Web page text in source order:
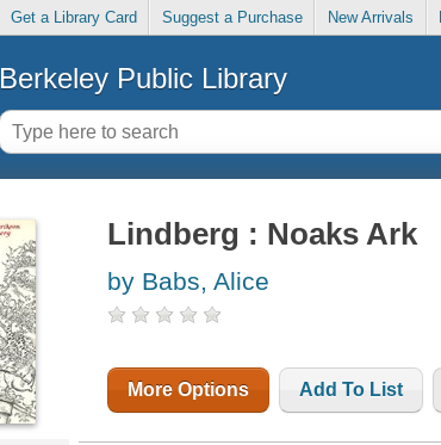
Get a Library Card Suggest a Purchase New Arrivals
Berkeley Public Library
Lindberg : Noaks Ark
by Babs, Alice
More Options Add To List